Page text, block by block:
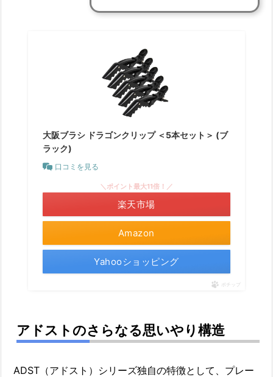
大阪ブラシ ドラゴンクリップ ＜5本セット＞ (ブ
ラック)
口コミを見る
Amazon
＼ポイント最大11倍！／
楽天市場
Yahooショッピング
ポチップ
アドストのさらなる思いやり構造
ADST（アドスト）シリーズ独自の特徴として、プレー